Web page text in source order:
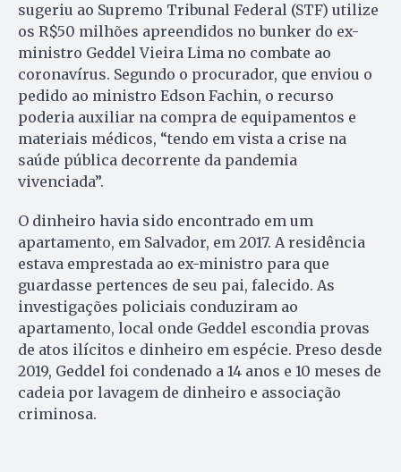
sugeriu ao Supremo Tribunal Federal (STF) utilize
os R$50 milhões apreendidos no bunker do ex-
ministro Geddel Vieira Lima no combate ao
coronavírus. Segundo o procurador, que enviou o
pedido ao ministro Edson Fachin, o recurso
poderia auxiliar na compra de equipamentos e
materiais médicos, “tendo em vista a crise na
saúde pública decorrente da pandemia
vivenciada”.
O dinheiro havia sido encontrado em um
apartamento, em Salvador, em 2017. A residência
estava emprestada ao ex-ministro para que
guardasse pertences de seu pai, falecido. As
investigações policiais conduziram ao
apartamento, local onde Geddel escondia provas
de atos ilícitos e dinheiro em espécie. Preso desde
2019, Geddel foi condenado a 14 anos e 10 meses de
cadeia por lavagem de dinheiro e associação
criminosa.